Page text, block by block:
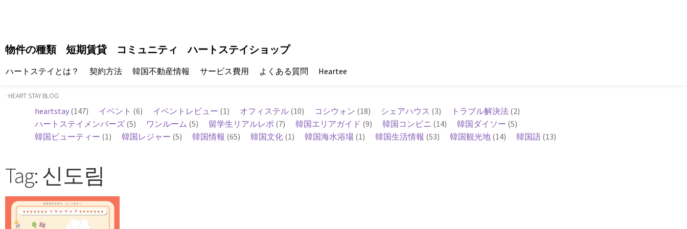
物件の種類 短期賃貸 コミュニティ ハートステイショップ
ハートステイとは？ 契約方法 韓国不動産情報 サービス費用 よくある質問 Heartee
· HEART STAY BLOG
heartstay (147) イベント (6) イベントレビュー (1) オフィステル (10) コシウォン (18) シェアハウス (3) トラブル解決法 (2)
ハートステイメンバーズ (5) ワンルーム (5) 留学生リアルレポ (7) 韓国エリアガイド (9) 韓国コンビニ (14) 韓国ダイソー (5)
韓国ビューティー (1) 韓国レジャー (5) 韓国情報 (65) 韓国文化 (1) 韓国海水浴場 (1) 韓国生活情報 (53) 韓国観光地 (14) 韓国語 (13)
Tag: 신도림